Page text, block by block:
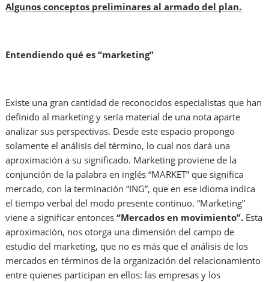
Algunos conceptos preliminares al armado del plan.
Entendiendo qué es “marketing”
Existe una gran cantidad de reconocidos especialistas que han
definido al marketing y sería material de una nota aparte
analizar sus perspectivas. Desde este espacio propongo
solamente el análisis del término, lo cual nos dará una
aproximación a su significado. Marketing proviene de la
conjunción de la palabra en inglés “MARKET” que significa
mercado, con la terminación “ING”, que en ese idioma indica
el tiempo verbal del modo presente continuo. “Marketing”
viene a significar entonces“Mercados en movimiento”. Esta
aproximación, nos otorga una dimensión del campo de
estudio del marketing, que no es más que el análisis de los
mercados en términos de la organización del relacionamiento
entre quienes participan en ellos: las empresas y los